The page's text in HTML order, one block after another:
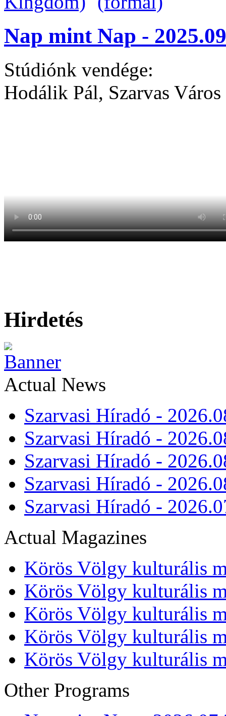
Nap mint Nap -
Stúdiónk vendége:
Hodálik Pál, Szarvas
Hirdetés
Actual News
Szarvasi Híradó -
Szarvasi Híradó -
Szarvasi Híradó -
Szarvasi Híradó -
Szarvasi Híradó -
Actual Magazines
Körös Völgy kulturális
Körös Völgy kulturális
Körös Völgy kulturális
Körös Völgy kulturális
Körös Völgy kulturális
Other Programs